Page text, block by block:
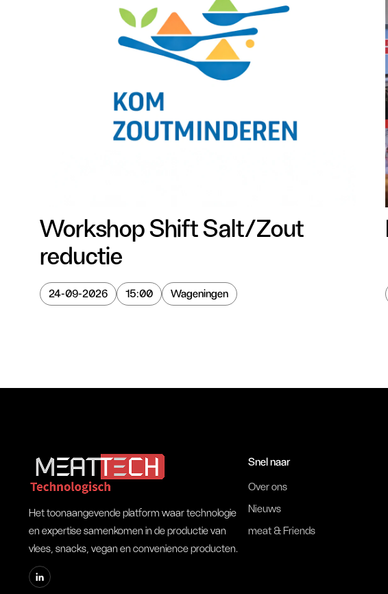
Workshop Shift Salt/Zout
reductie
24-09-2026 15:00 Wageningen
Het toonaangevende platform waar technologie
en expertise samenkomen in de productie van
vlees, snacks, vegan en convenience producten.
Snel naar
Over ons
Nieuws
meat & Friends